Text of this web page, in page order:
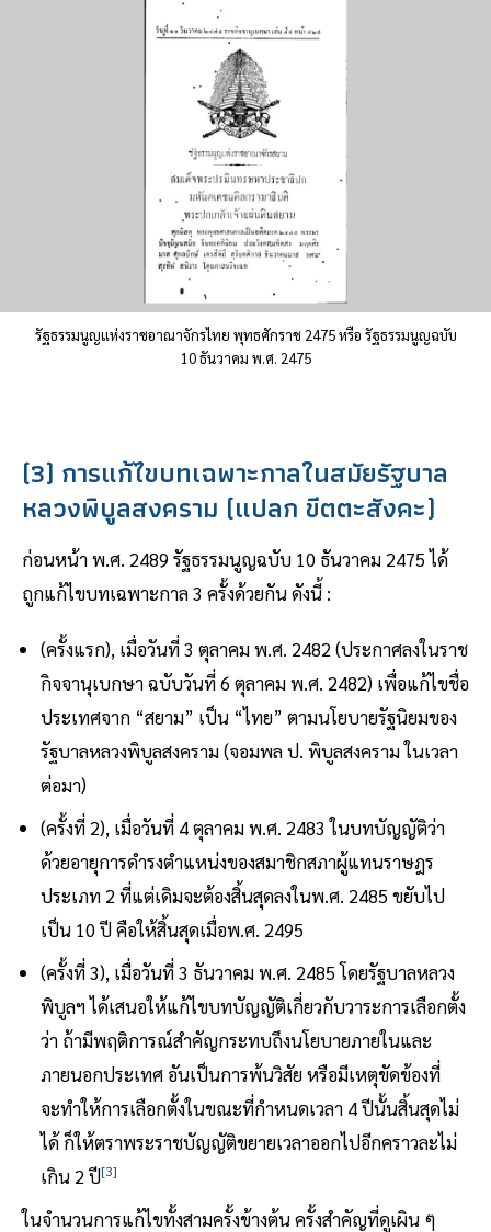
รัฐธรรมนูญแห่งราชอาณาจักรไทย พุทธศักราช 2475 หรือ รัฐธรรมนูญฉบับ
10 ธันวาคม พ.ศ. 2475
(3) การแก้ไขบทเฉพาะกาลในสมัยรัฐบาล
หลวงพิบูลสงคราม (แปลก ขีตตะสังคะ)
ก่อนหน้า พ.ศ. 2489 รัฐธรรมนูญฉบับ 10 ธันวาคม 2475 ได้
ถูกแก้ไขบทเฉพาะกาล 3 ครั้งด้วยกัน ดังนี้ :
(ครั้งแรก), เมื่อวันที่ 3 ตุลาคม พ.ศ. 2482 (ประกาศลงในราช
กิจจานุเบกษา ฉบับวันที่ 6 ตุลาคม พ.ศ. 2482) เพื่อแก้ไขชื่อ
ประเทศจาก “สยาม” เป็น “ไทย” ตามนโยบายรัฐนิยมของ
รัฐบาลหลวงพิบูลสงคราม (จอมพล ป. พิบูลสงคราม ในเวลา
ต่อมา)
(ครั้งที่ 2), เมื่อวันที่ 4 ตุลาคม พ.ศ. 2483 ในบทบัญญัติว่า
ด้วยอายุการดำรงตำแหน่งของสมาชิกสภาผู้แทนราษฎร
ประเภท 2 ที่แต่เดิมจะต้องสิ้นสุดลงในพ.ศ. 2485 ขยับไป
เป็น 10 ปี คือให้สิ้นสุดเมื่อพ.ศ. 2495
(ครั้งที่ 3), เมื่อวันที่ 3 ธันวาคม พ.ศ. 2485 โดยรัฐบาลหลวง
พิบูลฯ ได้เสนอให้แก้ไขบทบัญญัติเกี่ยวกับวาระการเลือกตั้ง
ว่า ถ้ามีพฤติการณ์สําคัญกระทบถึงนโยบายภายในและ
ภายนอกประเทศ อันเป็นการพ้นวิสัย หรือมีเหตุขัดข้องที่
จะทําให้การเลือกตั้งในขณะที่กําหนดเวลา 4 ปีนั้นสิ้นสุดไม่
ได้ ก็ให้ตราพระราชบัญญัติขยายเวลาออกไปอีกคราวละไม่
เกิน 2 ปี[3]
ในจำนวนการแก้ไขทั้งสามครั้งข้างต้น ครั้งสำคัญที่ดูเผิน ๆ